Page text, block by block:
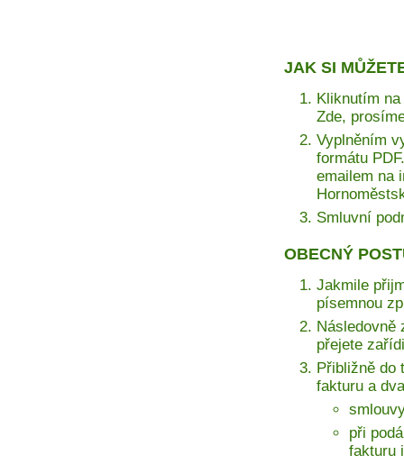
JAK SI
Kliknutím
Zde,
Vyplněním
formátu
emailem na
Smluvní
OBECNÝ
Jakmile
písemnou
Následovně
přejete
Přibližně do
fakturu a
při
fakturu